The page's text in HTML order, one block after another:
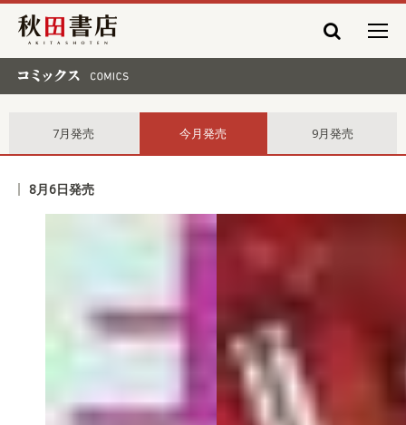
秋田書店
7月発売 今月発売 9月発売
8月6日発売